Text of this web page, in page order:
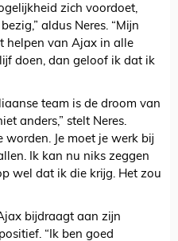
zich voordoet,
aldus Neres. “Mijn
helpen van Ajax in alle
doen, dan geloof ik dat ik
team is de droom van
anders,” stelt Neres.
worden. Je moet je werk bij
Ik kan nu niks zeggen
wel dat ik die krijg. Het zou
bijdraagt aan zijn
“Ik ben goed